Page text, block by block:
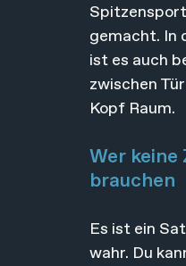
gemacht. In
ist es auch
zwischen
Kopf Raum.
Wer
brauchen
Es ist ein
wahr. Du